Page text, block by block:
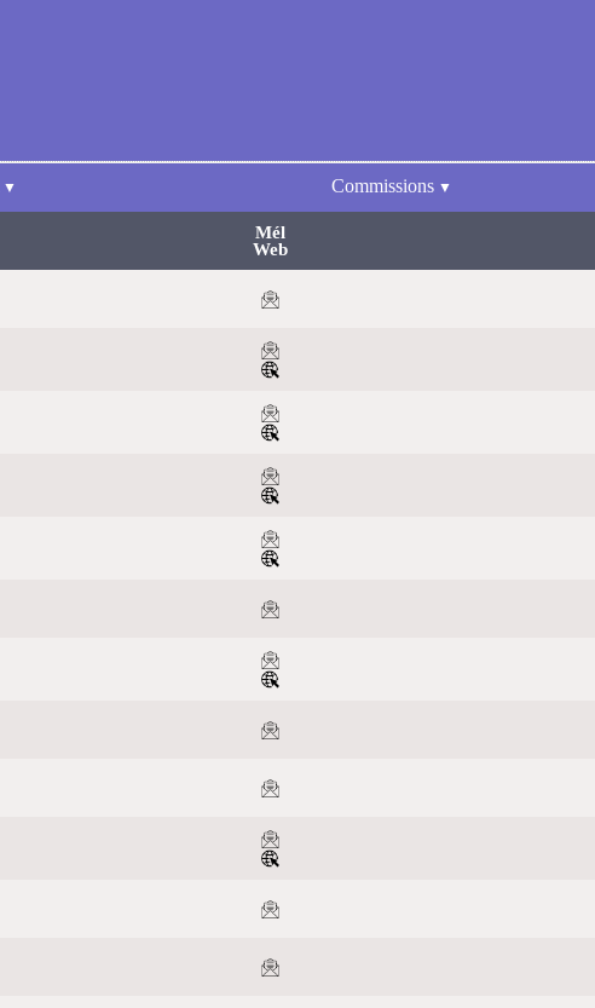
Commissions
Mél
Web